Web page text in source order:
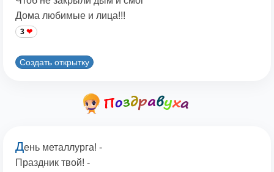
Дома любимые и лица!!!
3
Создать открытку
День металлурга! -
Праздник твой! -